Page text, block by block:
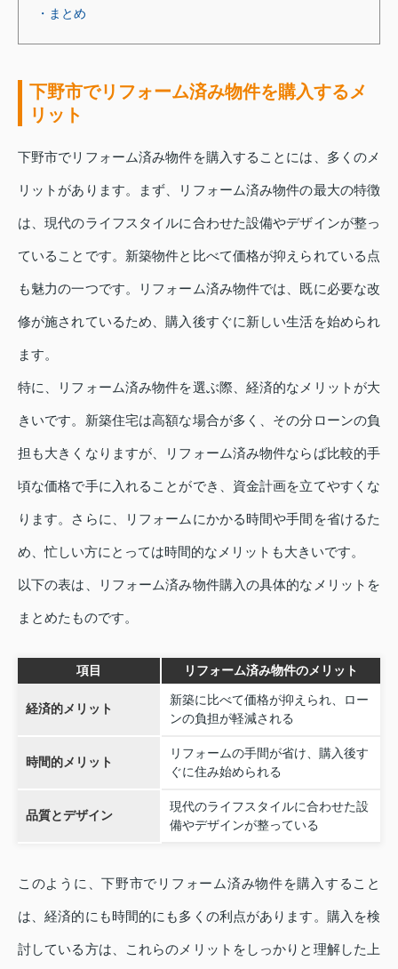
・まとめ
下野市でリフォーム済み物件を購入するメ
リット
下野市でリフォーム済み物件を購入することには、多くのメ
リットがあります。まず、リフォーム済み物件の最大の特徴
は、現代のライフスタイルに合わせた設備やデザインが整っ
ていることです。新築物件と比べて価格が抑えられている点
も魅力の一つです。リフォーム済み物件では、既に必要な改
修が施されているため、購入後すぐに新しい生活を始められ
ます。
特に、リフォーム済み物件を選ぶ際、経済的なメリットが大
きいです。新築住宅は高額な場合が多く、その分ローンの負
担も大きくなりますが、リフォーム済み物件ならば比較的手
頃な価格で手に入れることができ、資金計画を立てやすくな
ります。さらに、リフォームにかかる時間や手間を省けるた
め、忙しい方にとっては時間的なメリットも大きいです。
以下の表は、リフォーム済み物件購入の具体的なメリットを
まとめたものです。
項目 リフォーム済み物件のメリット
経済的メリット
新築に比べて価格が抑えられ、ロー
ンの負担が軽減される
時間的メリット
リフォームの手間が省け、購入後す
ぐに住み始められる
品質とデザイン
現代のライフスタイルに合わせた設
備やデザインが整っている
このように、下野市でリフォーム済み物件を購入すること
は、経済的にも時間的にも多くの利点があります。購入を検
討している方は、これらのメリットをしっかりと理解した上